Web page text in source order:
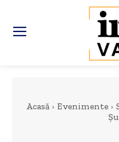
Acasă Evenimente